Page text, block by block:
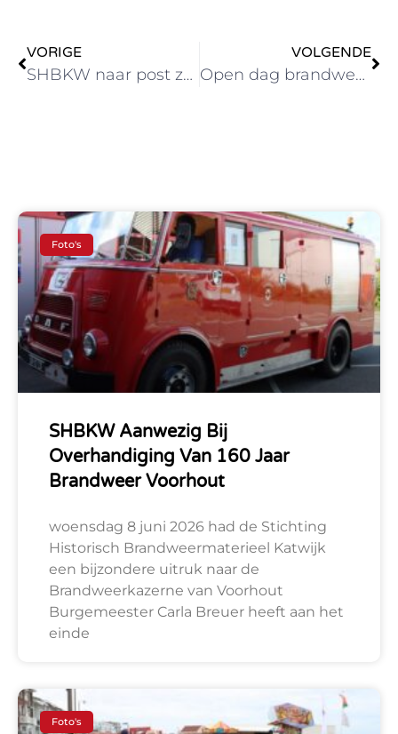
VORIGE
SHBKW naar post zuid Leiden voor fotosessie
VOLGENDE
Open dag brandweer Leiden en oldtimer Zoetermeer
Foto's
SHBKW Aanwezig Bij
Overhandiging Van 160 Jaar
Brandweer Voorhout
woensdag 8 juni 2026 had de Stichting
Historisch Brandweermaterieel Katwijk
een bijzondere uitruk naar de
Brandweerkazerne van Voorhout
Burgemeester Carla Breuer heeft aan het
einde
Foto's